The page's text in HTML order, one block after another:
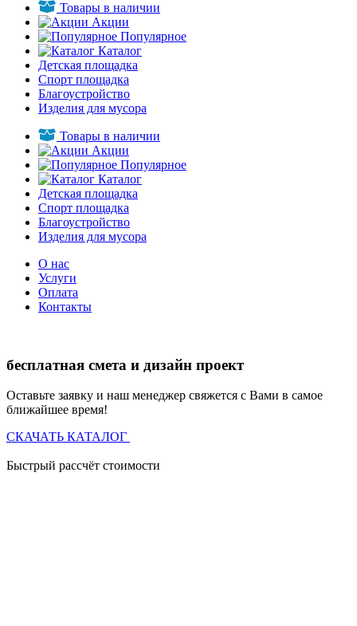
Товары в наличии
Акции
Популярное
Каталог
Детская площадка
Спорт площадка
Благоустройство
Изделия для мусора
Товары в наличии
Акции
Популярное
Каталог
Детская площадка
Спорт площадка
Благоустройство
Изделия для мусора
О нас
Услуги
Оплата
Контакты
бесплатная смета и дизайн проект
Оставьте заявку и наш менеджер свяжется с Вами в самое
ближайшее время!
СКАЧАТЬ КАТАЛОГ
Быстрый рассчёт стоимости